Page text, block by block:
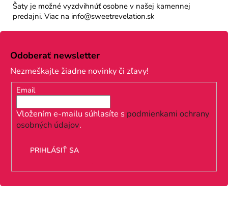
Šaty je možné vyzdvihnúť osobne v našej kamennej
predajni. Viac na info@sweetrevelation.sk
Z
Odoberať newsletter
Nezmeškajte žiadne novinky či zľavy!
Email
Vložením e-mailu súhlasíte s podmienkami ochrany
osobných údajov.
PRIHLÁSIŤ SA